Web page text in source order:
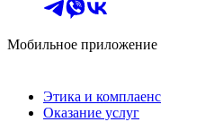
Мобильное приложение
Этика и комплаенс
Оказание услуг